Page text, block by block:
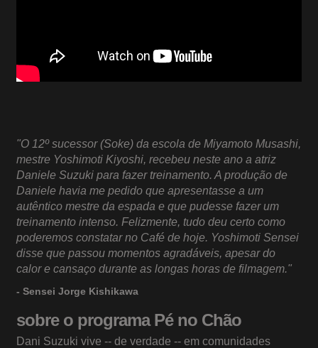
"O 12º sucessor (Soke) da escola de Miyamoto Musashi,
mestre Yoshimoti Kiyoshi, recebeu neste ano a atriz
Daniele Suzuki para fazer treinamento. A produção de
Daniele havia me pedido que apresentasse a um
autêntico mestre da espada e que pudesse fazer um
treinamento intenso. Felizmente, tudo deu certo como
poderemos constatar no Café de hoje. Yoshimoti Sensei
disse que passou momentos agradáveis, apesar do
calor e cansaço durante as longas horas de filmagem."
- Sensei Jorge Kishikawa
sobre o programaPé no Chão
Dani Suzuki vive -- de verdade -- em comunidades